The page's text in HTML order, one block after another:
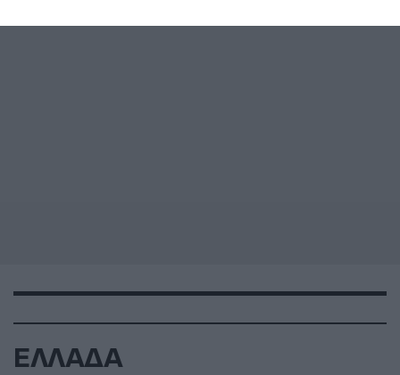
ΕΛΛΑΔΑ